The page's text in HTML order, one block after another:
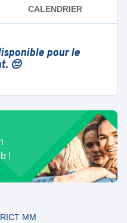
CALENDRIER
pour le
😔
!
MM